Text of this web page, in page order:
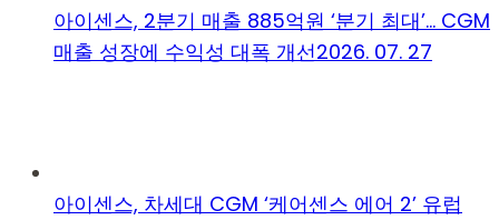
아이센스, 2분기 매출 885억원 ‘분기 최대’… CGM
매출 성장에 수익성 대폭 개선2026. 07. 27
아이센스, 차세대 CGM ‘케어센스 에어 2’ 유럽